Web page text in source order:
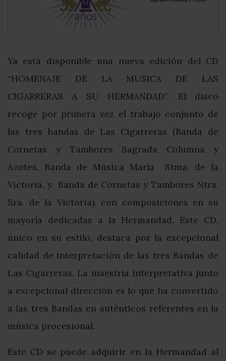
Ya está disponible una nueva edición del CD
“HOMENAJE DE LA MUSICA DE LAS
CIGARRERAS A SU HERMANDAD”. El disco
recoge por primera vez el trabajo conjunto de
las tres bandas de Las Cigarreras (Banda de
Cornetas y Tambores Sagrada Columna y
Azotes, Banda de Música María Stma. de la
Victoria, y Banda de Cornetas y Tambores Ntra.
Sra. de la Victoria), con composiciones en su
mayoría dedicadas a la Hermandad. Este CD,
único en su estilo, destaca por la excepcional
calidad de interpretación de las tres Bandas de
Las Cigarreras. La maestría interpretativa junto
a excepcional dirección es lo que ha convertido
a las tres Bandas en auténticos referentes en la
música procesional.
Este CD se puede adquirir en la Hermandad al